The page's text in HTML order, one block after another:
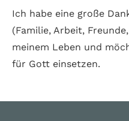
Ich habe eine große
(Familie, Arbeit,
meinem Leben und
für Gott einsetzen.